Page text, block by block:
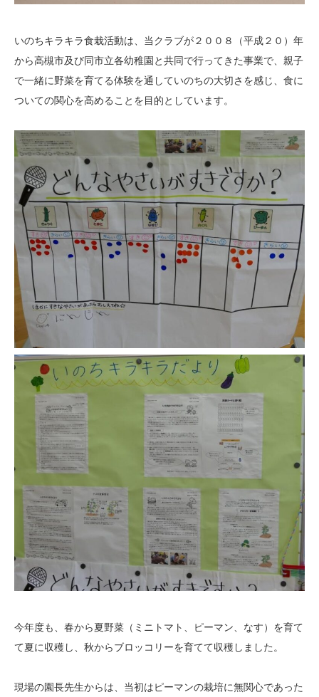
いのちキラキラ食栽活動は、当クラブが２００８（平成２０）年
から高槻市及び同市立各幼稚園と共同で行ってきた事業で、親子
で一緒に野菜を育てる体験を通していのちの大切さを感じ、食に
ついての関心を高めることを目的としています。
今年度も、春から夏野菜（ミニトマト、ピーマン、なす）を育て
て夏に収穫し、秋からブロッコリーを育てて収穫しました。
現場の園長先生からは、当初はピーマンの栽培に無関心であった